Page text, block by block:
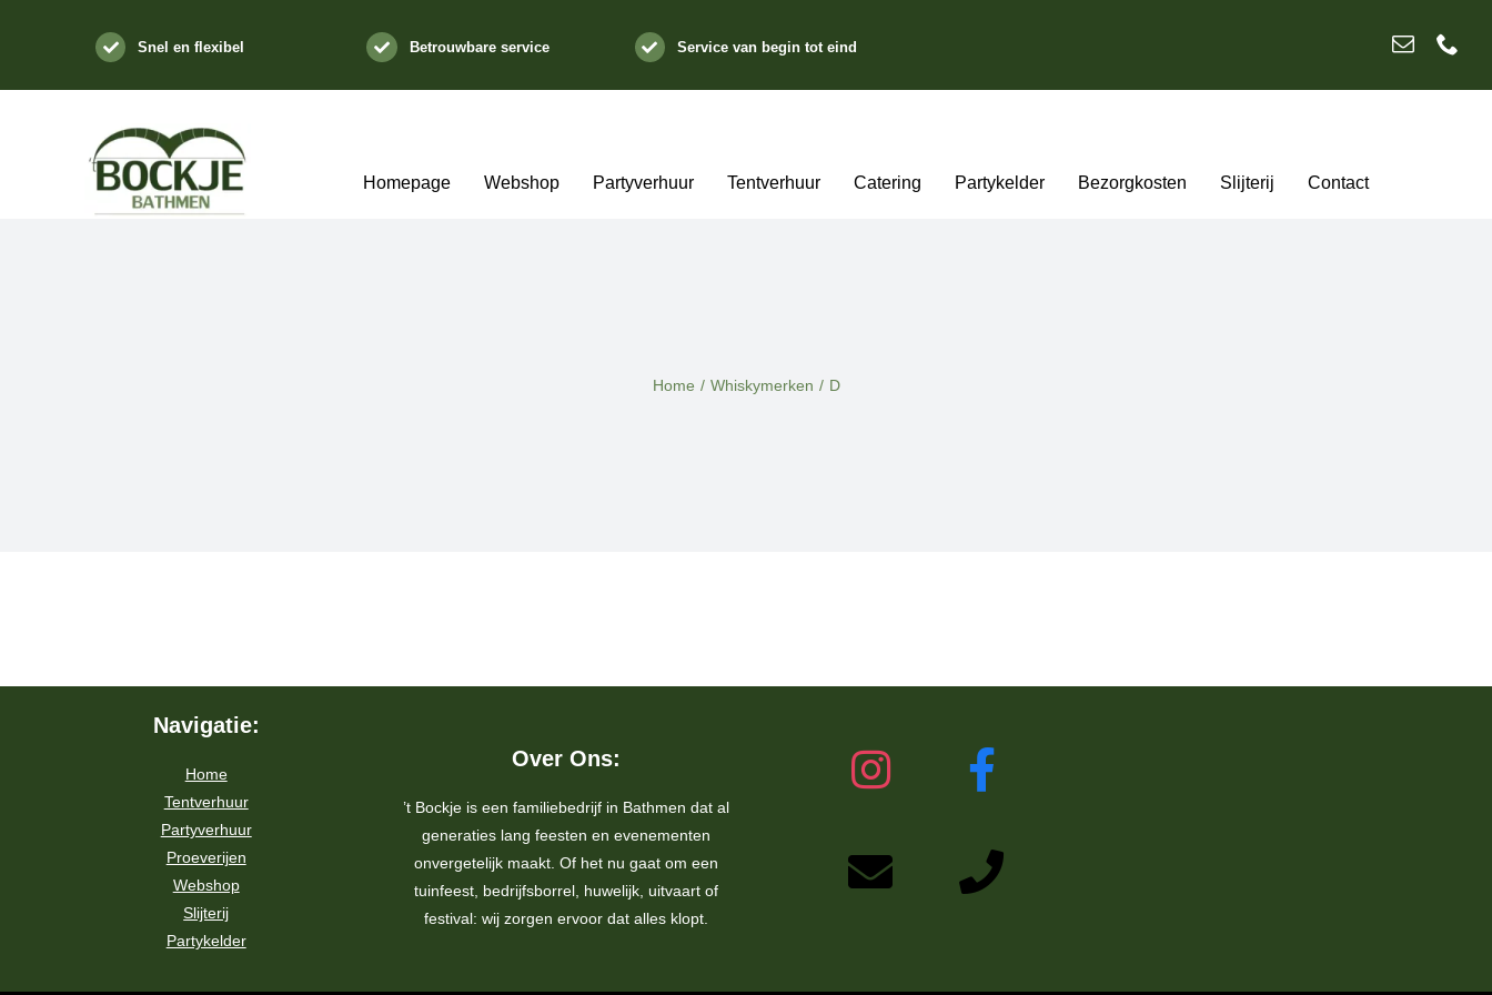
Snel en flexibel Betrouwbare service Service van begin tot eind
Homepage Webshop Partyverhuur Tentverhuur Catering Partykelder Bezorgkosten Slijterij Contact
Home / Whiskymerken / D
Navigatie:
Home
Tentverhuur
Partyverhuur
Proeverijen
Webshop
Slijterij
Partykelder
Over Ons:
’t Bockje is een familiebedrijf in Bathmen dat al
generaties lang feesten en evenementen
onvergetelijk maakt. Of het nu gaat om een
tuinfeest, bedrijfsborrel, huwelijk, uitvaart of
festival: wij zorgen ervoor dat alles klopt.